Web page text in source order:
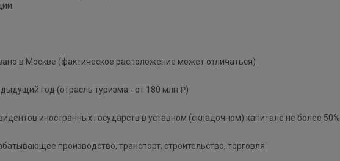
в Москве (фактическое расположение может отличаться)
год (отрасль туризма - от 180 млн ₽)
иностранных государств в уставном (складочном) капитале не более 50%
производство, транспорт, строительство, торговля